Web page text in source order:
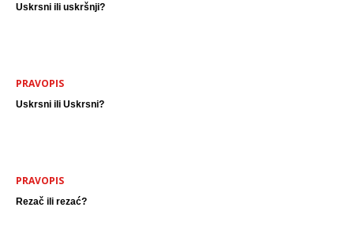
Uskrsni ili uskršnji?
PRAVOPIS
Uskrsni ili Uskrsni?
PRAVOPIS
Rezač ili rezać?